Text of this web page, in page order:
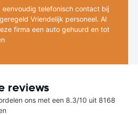
eenvoudig telefonisch contact bij
Vriendelijk personeel. Al
firma een auto gehuurd en tot
reviews
ons met een 8.3/10 uit 8168